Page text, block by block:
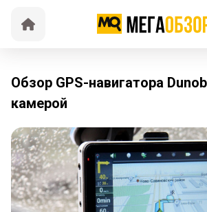
Обзор GPS-навигатора
камерой